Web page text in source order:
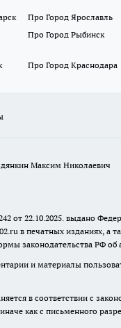
Про Город Ярославль
Про Город Рыбинск
Про Город Краснодара
Максим Николаевич
22.10.2025. выдано
в печатных изданиях, а
законодательства РФ
и материалы
в соответствии с
как с письменного